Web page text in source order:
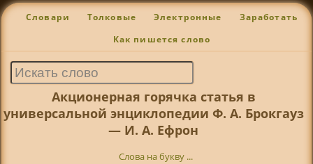
Словари Толковые Электронные Заработать
Как пишется слово
Акционерная горячка статья в
универсальной энциклопедии Ф. А. Брокгауз
— И. А. Ефрон
Слова на букву ...